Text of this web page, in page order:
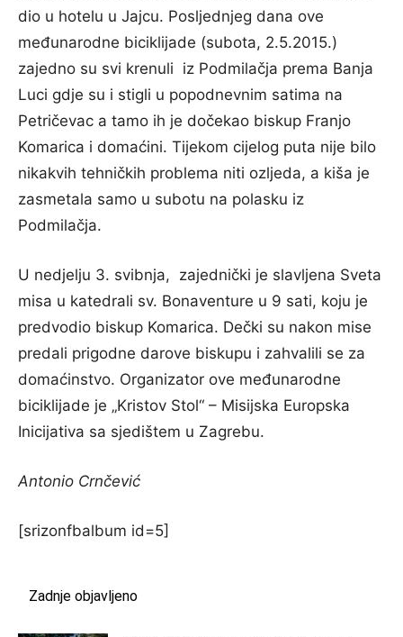
dio u hotelu u Jajcu. Posljednjeg dana ove
međunarodne biciklijade (subota, 2.5.2015.)
zajedno su svi krenuli iz Podmilačja prema Banja
Luci gdje su i stigli u popodnevnim satima na
Petričevac a tamo ih je dočekao biskup Franjo
Komarica i domaćini. Tijekom cijelog puta nije bilo
nikakvih tehničkih problema niti ozljeda, a kiša je
zasmetala samo u subotu na polasku iz
Podmilačja.
U nedjelju 3. svibnja, zajednički je slavljena Sveta
misa u katedrali sv. Bonaventure u 9 sati, koju je
predvodio biskup Komarica. Dečki su nakon mise
predali prigodne darove biskupu i zahvalili se za
domaćinstvo. Organizator ove međunarodne
biciklijade je „Kristov Stol“ – Misijska Europska
Inicijativa sa sjedištem u Zagrebu.
Antonio Crnčević
[srizonfbalbum id=5]
Zadnje objavljeno